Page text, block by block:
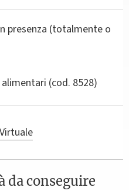
presenza (totalmente o
(cod. 8528)
da conseguire